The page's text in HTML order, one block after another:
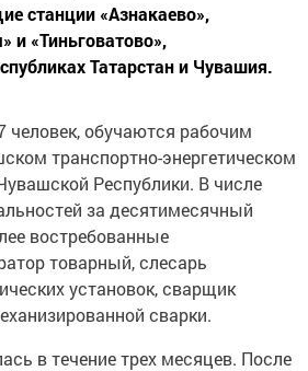
станции «Азнакаево»,
и «Тиньговатово»,
Татарстан и Чувашия.
человек, обучаются рабочим
транспортно-энергетическом
Республики. В числе
за десятимесячный
востребованные
товарный, слесарь
установок, сварщик
сварки.
в течение трех месяцев. После